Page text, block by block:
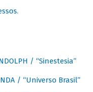
.
/ “Sinestesia”
/ “Universo Brasil”